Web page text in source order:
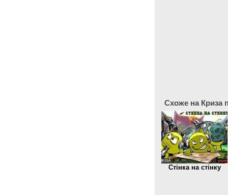
Схоже на Криза
Стінка на стінку